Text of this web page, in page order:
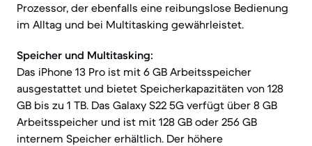
Prozessor, der ebenfalls eine reibungslose Bedienung
im Alltag und bei Multitasking gewährleistet.
Speicher und Multitasking:
Das iPhone 13 Pro ist mit 6 GB Arbeitsspeicher
ausgestattet und bietet Speicherkapazitäten von 128
GB bis zu 1 TB. Das Galaxy S22 5G verfügt über 8 GB
Arbeitsspeicher und ist mit 128 GB oder 256 GB
internem Speicher erhältlich. Der höhere